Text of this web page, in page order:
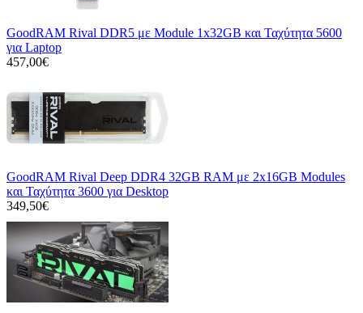
GoodRAM Rival DDR5 με Module 1x32GB και Ταχύτητα 5600
για Laptop
457,00€
GoodRAM Rival Deep DDR4 32GB RAM με 2x16GB Modules
και Ταχύτητα 3600 για Desktop
349,50€